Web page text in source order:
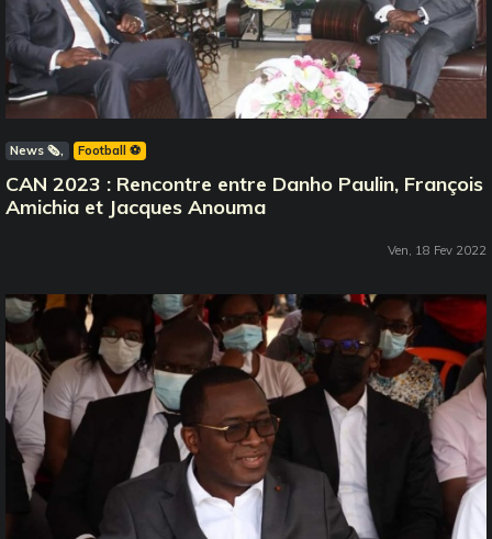
News 🗞️ Football ⚽️
CAN 2023 : Rencontre entre Danho Paulin, François
Amichia et Jacques Anouma
Ven, 18 Fev 2022